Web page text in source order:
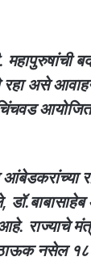
असे
आयोजित
राज्याचे
नसेल